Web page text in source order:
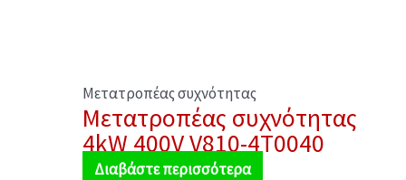
Μετατροπέας συχνότητας
Μετατροπέας συχνότητας
4kW 400V V810-4T0040
Διαβάστε περισσότερα